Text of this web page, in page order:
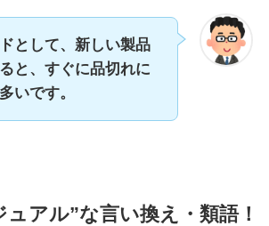
として、新しい製品
と、すぐに品切れに
いです。
アル”な言い換え・類語！